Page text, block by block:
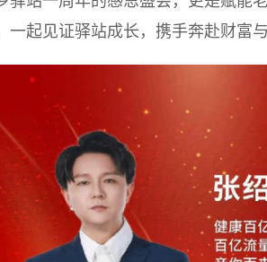
一起见证驿站成长，携手奔赴财富